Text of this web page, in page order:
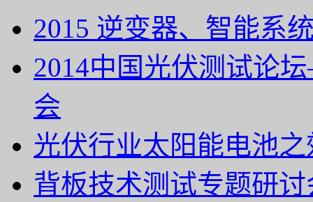
2015 逆变器、智能系
2014中国光伏测试论
会
光伏行业太阳能电池之
背板技术测试专题研讨